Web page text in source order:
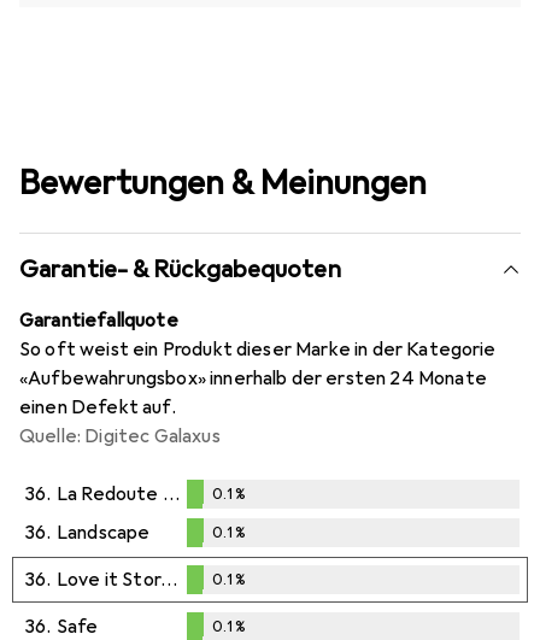
Bewertungen & Meinungen
Garantie- & Rückgabequoten
Garantiefallquote
So oft weist ein Produkt dieser Marke in der Kategorie
«Aufbewahrungsbox» innerhalb der ersten 24 Monate
einen Defekt auf.
Quelle: Digitec Galaxus
36. La Redoute Interieurs
%
0.1%
36. Landscape
0.1%
0.1%
36. Love it Store it
0.1%
0.1%
36. Safe 0.1%